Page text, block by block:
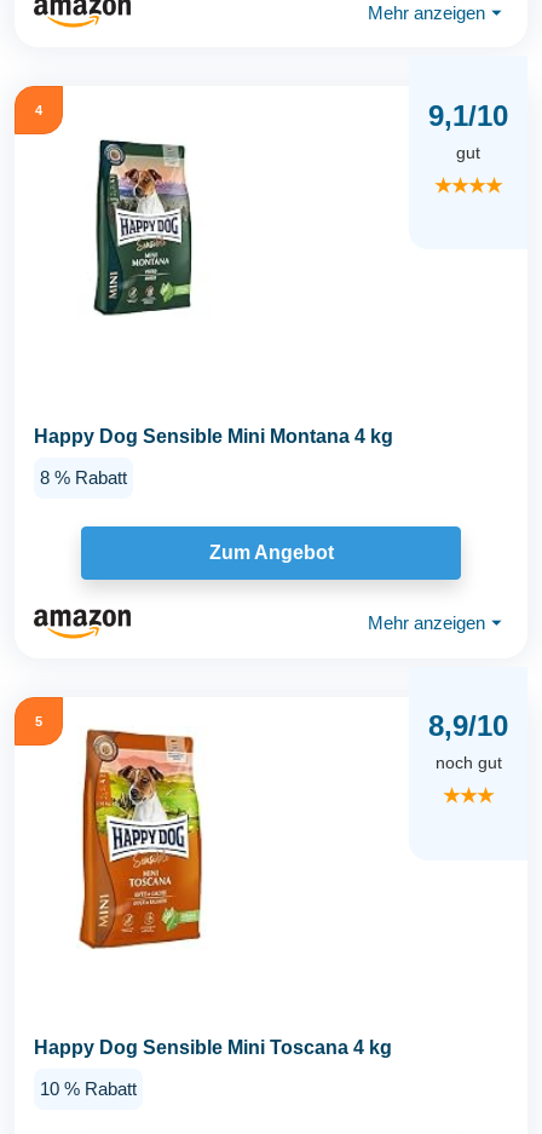
Mehr anzeigen ⏷
4 9,1/10
gut
★★★★
Happy Dog Sensible Mini Montana 4 kg
8 % Rabatt
Zum Angebot
Mehr anzeigen ⏷
5 8,9/10
noch gut
★★★
Happy Dog Sensible Mini Toscana 4 kg
10 % Rabatt